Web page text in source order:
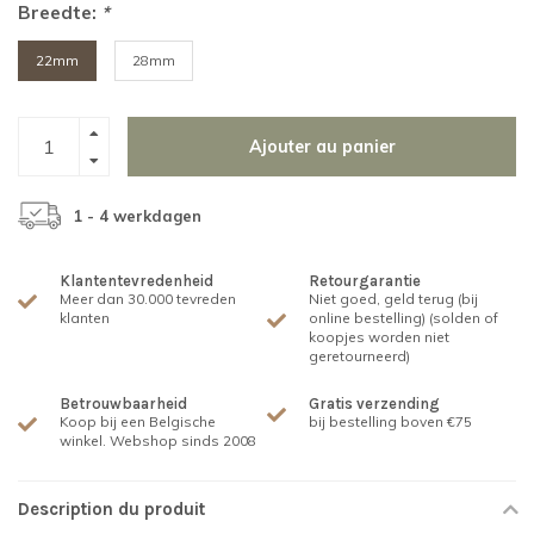
Breedte: *
22mm 28mm
Ajouter au panier
1 - 4 werkdagen
Klantentevredenheid
Meer dan 30.000 tevreden
klanten
Retourgarantie
Niet goed, geld terug (bij
online bestelling) (solden of
koopjes worden niet
geretourneerd)
Betrouwbaarheid
Koop bij een Belgische
winkel. Webshop sinds 2008
Gratis verzending
bij bestelling boven €75
Description du produit